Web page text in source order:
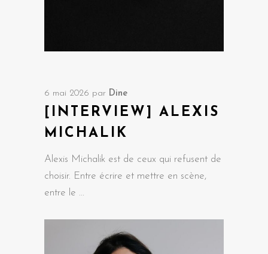
6 mai 2026 par Dine
[INTERVIEW] ALEXIS
MICHALIK
Alexis Michalik est de ceux qui refusent de
choisir. Entre écrire et mettre en scène,
entre le